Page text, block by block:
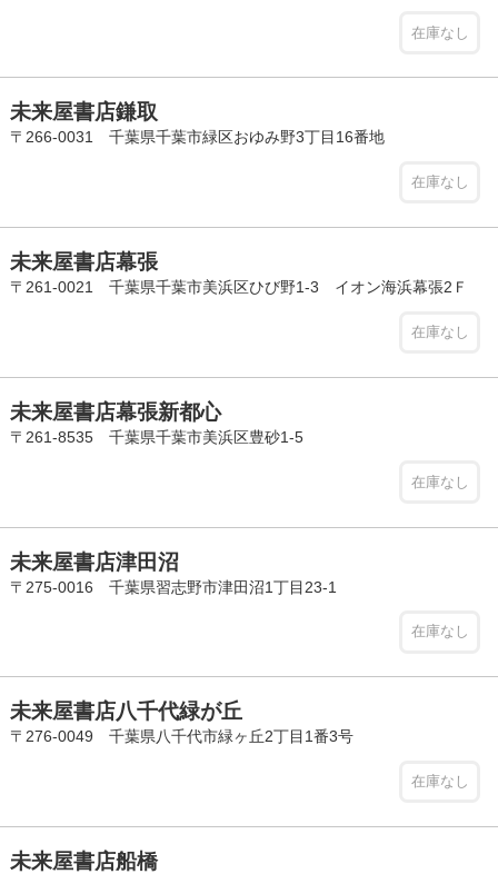
在庫なし
未来屋書店鎌取
〒266-0031 千葉県千葉市緑区おゆみ野3丁目16番地
在庫なし
未来屋書店幕張
〒261-0021 千葉県千葉市美浜区ひび野1-3 イオン海浜幕張2Ｆ
在庫なし
未来屋書店幕張新都心
〒261-8535 千葉県千葉市美浜区豊砂1-5
在庫なし
未来屋書店津田沼
〒275-0016 千葉県習志野市津田沼1丁目23-1
在庫なし
未来屋書店八千代緑が丘
〒276-0049 千葉県八千代市緑ヶ丘2丁目1番3号
在庫なし
未来屋書店船橋